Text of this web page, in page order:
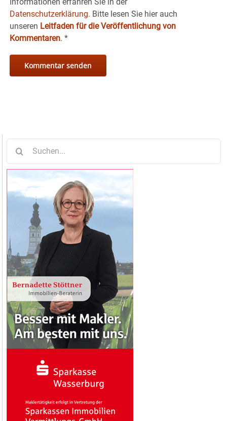
Datenschutzerklärung. Bitte lesen Sie hier auch
unseren Leitfaden für die Veröffentlichung von
Kommentaren. *
nach: